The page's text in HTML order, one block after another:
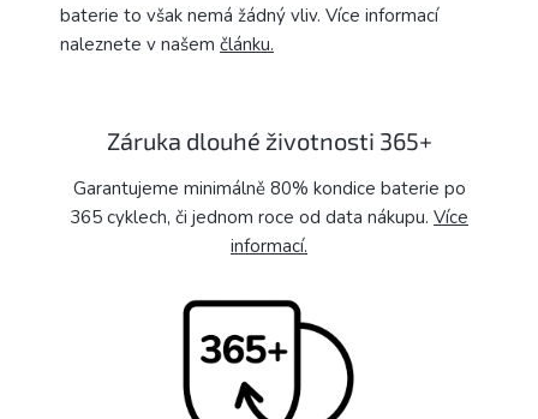
baterie to však nemá žádný vliv. Více informací
naleznete v našem článku.
Záruka dlouhé životnosti 365+
Garantujeme minimálně 80% kondice baterie po
365 cyklech, či jednom roce od data nákupu. Více
informací.